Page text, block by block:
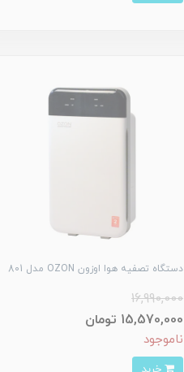
دستگاه تصفیه هوا اوزون OZON مدل 801
16,990,000
15,570,000 تومان
ناموجود